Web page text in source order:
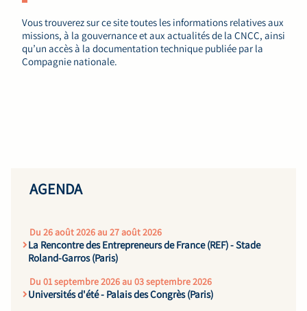
Vous trouverez sur ce site toutes les informations relatives aux
missions, à la gouvernance et aux actualités de la CNCC, ainsi
qu’un accès à la documentation technique publiée par la
Compagnie nationale.
AGENDA
Du 26 août 2026 au 27 août 2026
La Rencontre des Entrepreneurs de France (REF) - Stade
Roland-Garros (Paris)
Du 01 septembre 2026 au 03 septembre 2026
Universités d'été - Palais des Congrès (Paris)